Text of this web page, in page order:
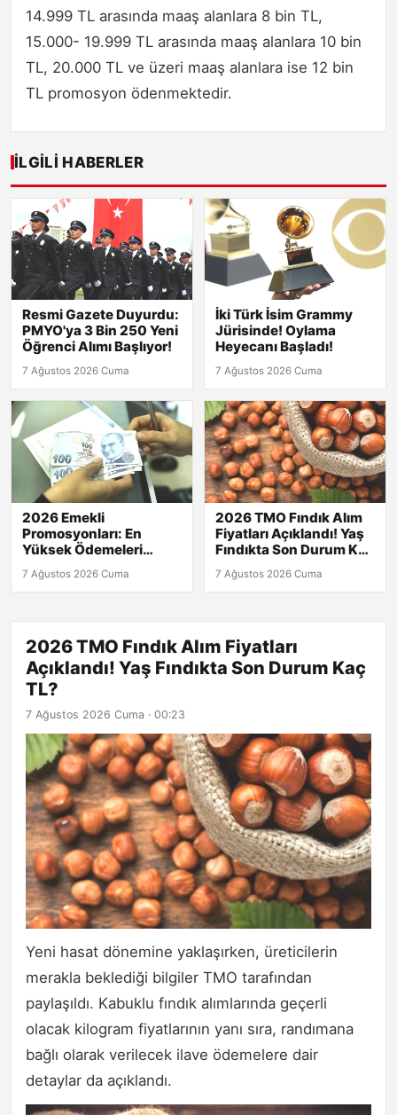
14.999 TL arasında maaş alanlara 8 bin TL,
15.000- 19.999 TL arasında maaş alanlara 10 bin
TL, 20.000 TL ve üzeri maaş alanlara ise 12 bin
TL promosyon ödenmektedir.
İLGILI HABERLER
Resmi Gazete Duyurdu:
PMYO'ya 3 Bin 250 Yeni
Öğrenci Alımı Başlıyor!
7 Ağustos 2026 Cuma
İki Türk İsim Grammy
Jürisinde! Oylama
Heyecanı Başladı!
7 Ağustos 2026 Cuma
2026 Emekli
Promosyonları: En
Yüksek Ödemeleri
Yapan Bankalar Neler?
7 Ağustos 2026 Cuma
2026 TMO Fındık Alım
Fiyatları Açıklandı! Yaş
Fındıkta Son Durum Kaç
TL?
7 Ağustos 2026 Cuma
2026 TMO Fındık Alım Fiyatları
Açıklandı! Yaş Fındıkta Son Durum Kaç
TL?
7 Ağustos 2026 Cuma · 00:23
Yeni hasat dönemine yaklaşırken, üreticilerin
merakla beklediği bilgiler TMO tarafından
paylaşıldı. Kabuklu fındık alımlarında geçerli
olacak kilogram fiyatlarının yanı sıra, randımana
bağlı olarak verilecek ilave ödemelere dair
detaylar da açıklandı.